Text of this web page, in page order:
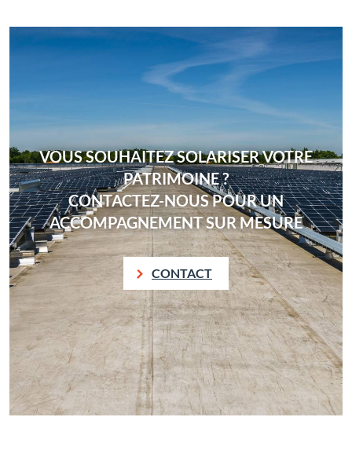
VOUS SOUHAITEZ SOLARISER VOTRE
PATRIMOINE ?
CONTACTEZ-NOUS POUR UN
ACCOMPAGNEMENT SUR MESURE
CONTACT